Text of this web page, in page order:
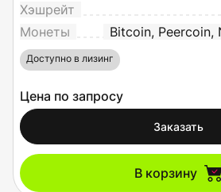
Хэшрейт
Монеты
Bitcoin, Peercoin,
Доступно в лизинг
Цена по запросу
Заказать
В корзину